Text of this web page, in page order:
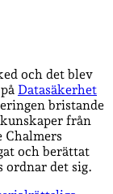
och det blev
Datasäkerhet
bristande
från
och berättat
ordnar det sig.